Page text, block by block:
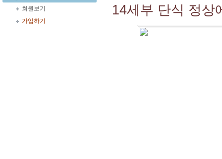
회원보기
가입하기
14세부 단식 정상